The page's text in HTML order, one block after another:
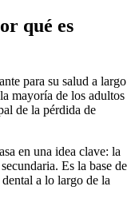
qué es
para su salud a largo
mayoría de los adultos
de la pérdida de
en una idea clave: la
Es la base de
a lo largo de la